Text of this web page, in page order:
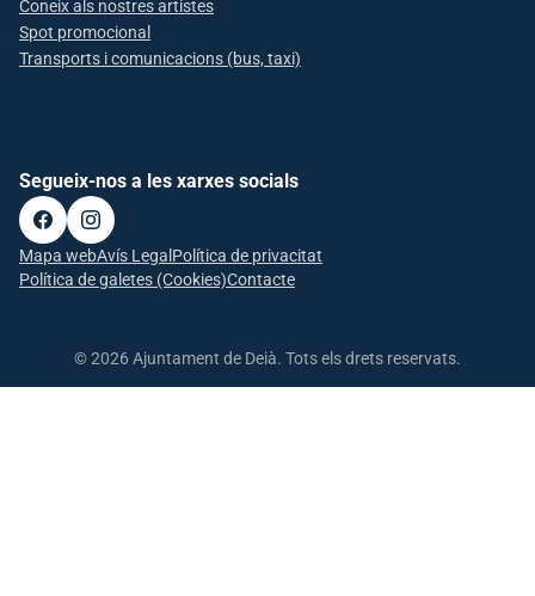
Coneix als nostres artistes
Spot promocional
Transports i comunicacions (bus, taxi)
Segueix-nos a les xarxes socials
Mapa webAvís Legal Política de privacitat
Política de galetes (Cookies)Contacte
© 2026 Ajuntament de Deià. Tots els drets reservats.